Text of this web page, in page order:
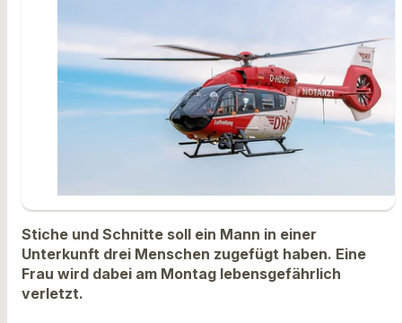
Stiche und Schnitte soll ein Mann in einer
Unterkunft drei Menschen zugefügt haben. Eine
Frau wird dabei am Montag lebensgefährlich
verletzt.